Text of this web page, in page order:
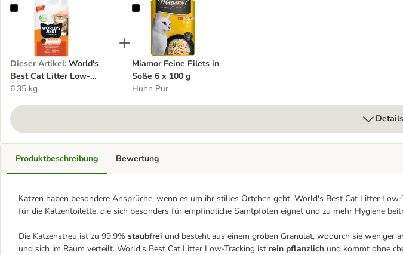
World's Best Cat Litter Low-Tracking Katzenstreu
Dieser Artikel: World's
Best Cat Litter Low-
Tracking Katzenstreu
6,35 kg
Miamor Feine Filets in Soße 6 x 100 g
Miamor Feine Filets in
Soße 6 x 100 g
Huhn Pur
Produktbeschreibung
Katzen haben besondere Ansprüche, wenn es um ihr stilles Örtchen geht. World's Best Cat Litter
für die Katzentoilette, die sich besonders für empfindliche Samtpfoten eignet und zu mehr Hygiene
Die Katzenstreu ist zu 99,9% staubfrei und besteht aus einem groben Granulat, wodurch sie weniger
und sich im Raum verteilt. World's Best Cat Litter Low-Tracking ist rein pflanzlich und kommt ohne
Bewertung